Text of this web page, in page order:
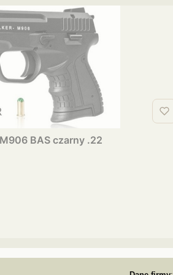
BAS czarny .22